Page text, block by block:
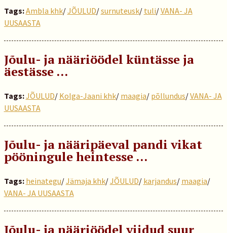
Tags:Ambla khk/JÕULUD/surnuteusk/ tuli/VANA- JA
UUSAASTA
Jõulu- ja nääriöödel küntässe ja
äestässe …
Tags:JÕULUD/ Kolga-Jaani khk/ maagia/ põllundus/VANA- JA
UUSAASTA
Jõulu- ja nääripäeval pandi vikat
pööningule heintesse …
Tags: heinategu/Jämaja khk/JÕULUD/ karjandus/ maagia/
VANA- JA UUSAASTA
Jõulu- ja nääriöödel viidud suur